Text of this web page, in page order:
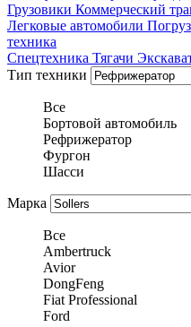
Грузовики Коммерческий
Легковые автомобили
техника
Спецтехника Тягачи
Тип техники
Все
Бортовой автомобиль
Рефрижератор
Фургон
Шасси
Марка
Все
Ambertruck
Avior
DongFeng
Fiat Professional
Ford